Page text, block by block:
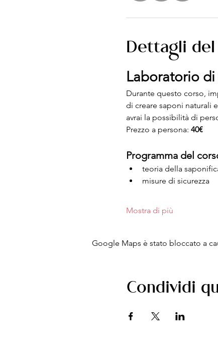
Dettagli
Laboratorio
Durante questo corso,
di creare saponi naturali
avrai la possibilità di
Prezzo a persona: 40€
Programma del
teoria della
misure di sicurezza
Mostra di più
Google Maps è stato bloccato a
Condividi